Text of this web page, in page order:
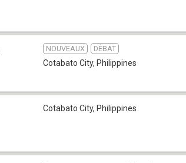
NOUVEAUX DÉBAT
Cotabato City, Philippines
Cotabato City, Philippines